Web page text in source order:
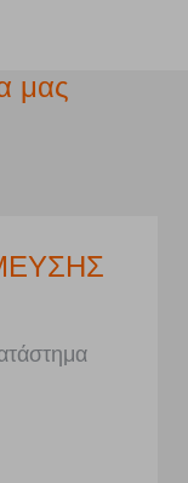
μας